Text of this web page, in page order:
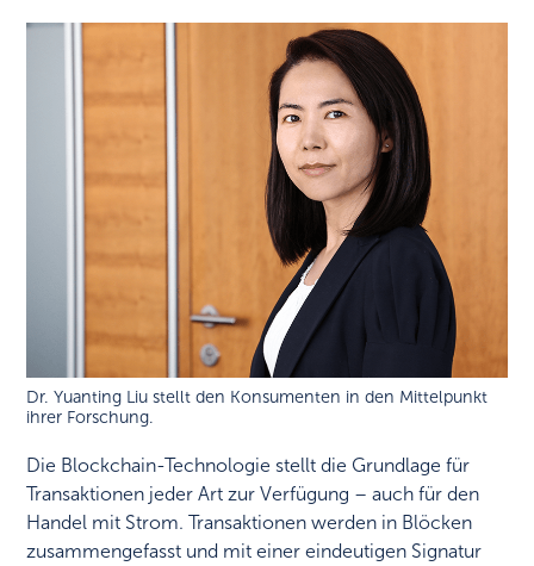
Dr. Yuanting Liu stellt den Konsumenten in den Mittelpunkt
ihrer Forschung.
Die Blockchain-Technologie stellt die Grundlage für
Transaktionen jeder Art zur Verfügung – auch für den
Handel mit Strom. Transaktionen werden in Blöcken
zusammengefasst und mit einer eindeutigen Signatur